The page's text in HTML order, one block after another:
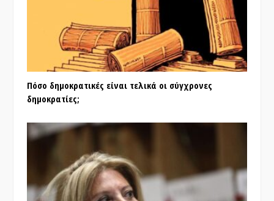
Πόσο δημοκρατικές είναι τελικά οι σύγχρονες
δημοκρατίες;